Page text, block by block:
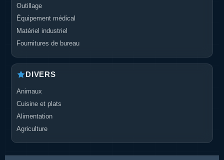
Outillage
Équipement médical
Matériel industriel
Fournitures de bureau
DIVERS
Animaux
Cuisine et plats
Alimentation
Agriculture